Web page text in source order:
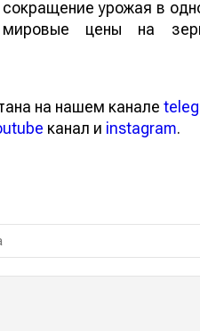
урожая в
цены на
на нашем канале
канал и instagram.